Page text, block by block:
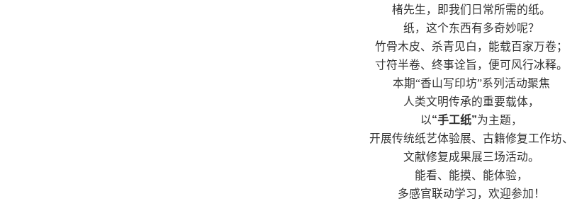
楮先生，即我们日常所需的纸。
纸，这个东西有多奇妙呢？
竹骨木皮、杀青见白，能载百家万卷；
寸符半卷、终事诠旨，便可风行冰释。
本期“香山写印坊”系列活动聚焦
人类文明传承的重要载体，
以“手工纸”为主题，
开展传统纸艺体验展、古籍修复工作坊、
文献修复成果展三场活动。
能看、能摸、能体验，
多感官联动学习，欢迎参加！